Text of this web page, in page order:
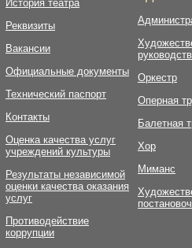
История театра
Реквизиты
Вакансии
Официальные документы
Технический паспорт
Контакты
Оценка качества услуг
учреждений культуры
Результаты независимой
оценки качества оказания
услуг
Противодействие
коррупции
Оркестр
Оперная
Балетная
Хор
Миманс